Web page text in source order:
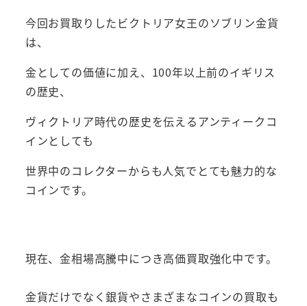
今回お買取りしたビクトリア女王のソブリン金貨
は、
金としての価値に加え、100年以上前のイギリス
の歴史、
ヴィクトリア時代の歴史を伝えるアンティークコ
インとしても
世界中のコレクターからも人気でとても魅力的な
コインです。
現在、金相場高騰中につき高価買取強化中です。
金貨だけでなく銀貨やさまざまなコインの買取も